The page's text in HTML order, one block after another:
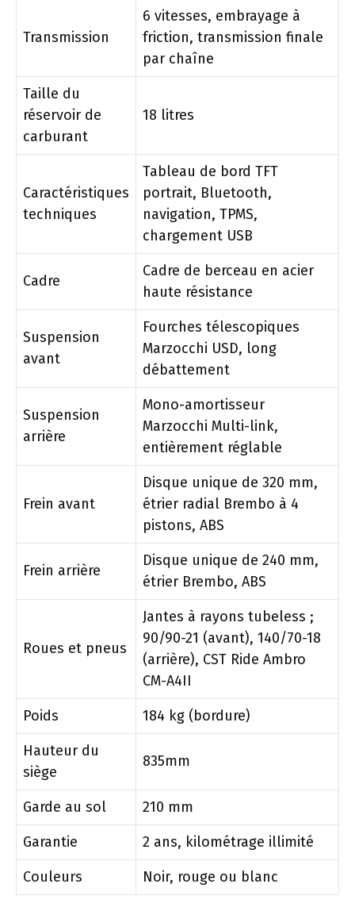
Transmission
6 vitesses, embrayage à
friction, transmission finale
par chaîne
Taille du
réservoir de
carburant
18 litres
Caractéristiques
techniques
Tableau de bord TFT
portrait, Bluetooth,
navigation, TPMS,
chargement USB
Cadre
Cadre de berceau en acier
haute résistance
Suspension
avant
Fourches télescopiques
Marzocchi USD, long
débattement
Suspension
arrière
Mono-amortisseur
Marzocchi Multi-link,
entièrement réglable
Frein avant
Disque unique de 320 mm,
étrier radial Brembo à 4
pistons, ABS
Frein arrière
Disque unique de 240 mm,
étrier Brembo, ABS
Roues et pneus
Jantes à rayons tubeless ;
90/90-21 (avant), 140/70-18
(arrière), CST Ride Ambro
CM-A4II
Poids
184 kg (bordure)
Hauteur du
siège
835mm
Garde au sol
210 mm
Garantie
2 ans, kilométrage illimité
Couleurs
Noir, rouge ou blanc